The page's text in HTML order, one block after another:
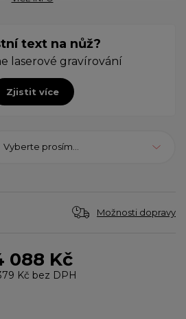
text na nůž?
laserové gravírování
Zjistit více
Vyberte prosím...
Možnosti dopravy
088 Kč
Kč bez DPH